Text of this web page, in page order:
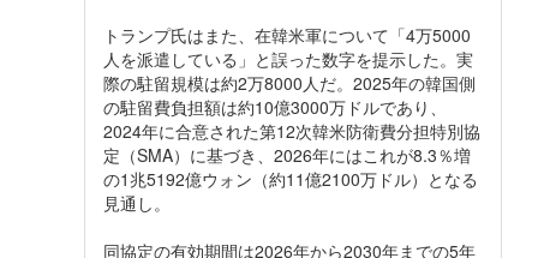
トランプ氏はまた、在韓米軍について「4万5000
人を派遣している」と誤った数字を提示した。実
際の駐留規模は約2万8000人だ。2025年の韓国側
の駐留費負担額は約10億3000万ドルであり、
2024年に合意された第12次韓米防衛費分担特別協
定（SMA）に基づき、2026年にはこれが8.3％増
の1兆5192億ウォン（約11億2100万ドル）となる
見通し。
同協定の有効期間は2026年から2030年までの5年